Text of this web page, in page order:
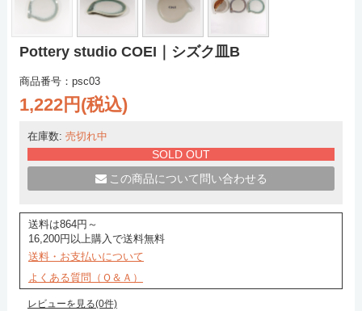
Pottery studio COEI｜シズク皿B
商品番号：psc03
1,222円(税込)
在庫数: 売切れ中
SOLD OUT
この商品について問い合わせる
送料は864円～
16,200円以上購入で送料無料
送料・お支払いについて
よくある質問（Ｑ＆Ａ）
レビューを見る(0件)